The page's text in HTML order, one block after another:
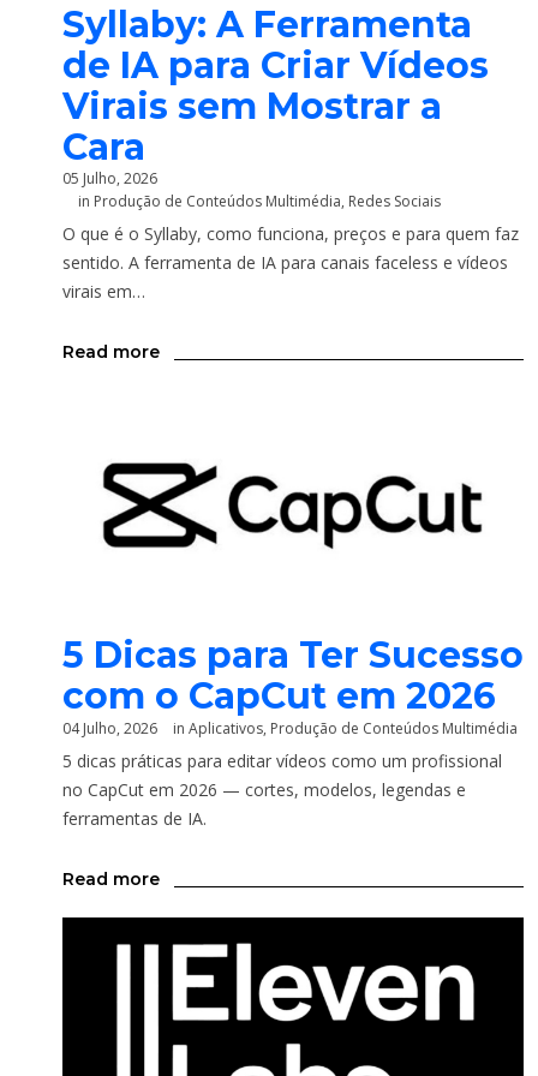
Syllaby: A Ferramenta
de IA para Criar Vídeos
Virais sem Mostrar a
Cara
05 Julho, 2026
in Produção de Conteúdos Multimédia, Redes Sociais
O que é o Syllaby, como funciona, preços e para quem faz
sentido. A ferramenta de IA para canais faceless e vídeos
virais em…
Read more
5 Dicas para Ter Sucesso
com o CapCut em 2026
04 Julho, 2026 in Aplicativos, Produção de Conteúdos Multimédia
5 dicas práticas para editar vídeos como um profissional
no CapCut em 2026 — cortes, modelos, legendas e
ferramentas de IA.
Read more